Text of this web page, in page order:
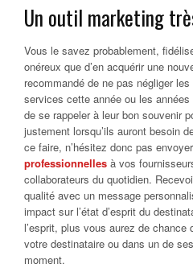
Un outil marketing
Vous le savez probablement,
onéreux que d’en acquérir une
recommandé de ne pas négliger
services cette année ou les
de se rappeler à leur bon souvenir
justement lorsqu’ils auront besoin
ce faire, n’hésitez donc pas
professionnelles à vos
collaborateurs du quotidien.
qualité avec un message
impact sur l’état d’esprit du
l’esprit, plus vous aurez de chance
votre destinataire ou dans un de
moment.